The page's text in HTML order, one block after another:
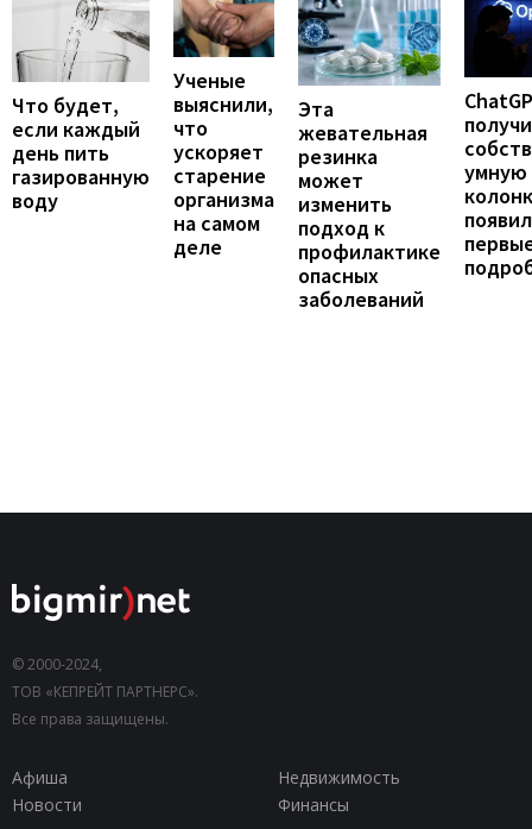
Что будет,
если каждый
день пить
газированную
воду
Ученые
выяснили,
что
ускоряет
старение
организма
на самом
деле
Эта
жевательная
резинка
может
изменить
подход к
профилактике
опасных
заболеваний
умную
© 2000-2024,
ТОВ «КЕПРЕЙТ ПАРТНЕРС».
Все права защищены.
Афиша
Недвижимость
Новости
Финансы